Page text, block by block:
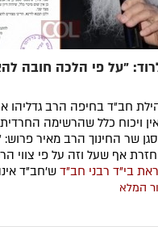
"על פי הלכה חובה
חב"ד בחיפה הרב גדליהו
ויכוח כלל שהרשימה
שר החינוך הרב מאיר פרוש:
אף שעל וזה על פי צווי
בי"ד רבני חב"ד ש'חב"ד
המלא